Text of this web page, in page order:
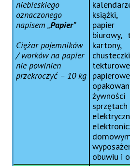
niebieskiego
oznaczonego
napisem „Papier”
Ciężar pojemników
/ worków na papier
nie powinien
przekroczyć – 10 kg
książki,
papier
biurowy,
kartony,
papierowe
sprzętach
obuwiu i